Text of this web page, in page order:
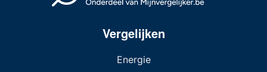
Vergelijken
Energie